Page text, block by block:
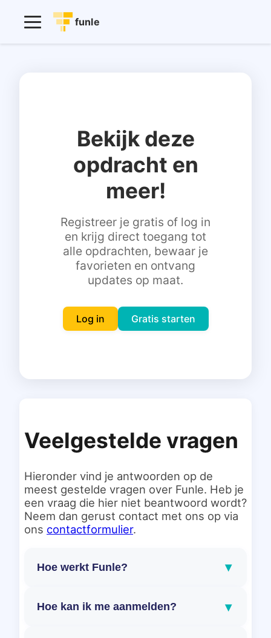
funle
Inloggen
Gratis starten
Bekijk deze
opdracht en
meer!
Registreer je gratis of log in
en krijg direct toegang tot
alle opdrachten, bewaar je
favorieten en ontvang
updates op maat.
Log in Gratis starten
Veelgestelde vragen
Hieronder vind je antwoorden op de
meest gestelde vragen over Funle. Heb je
een vraag die hier niet beantwoord wordt?
Neem dan gerust contact met ons op via
ons contactformulier.
Hoe werkt Funle? ▾
Hoe kan ik me aanmelden? ▾